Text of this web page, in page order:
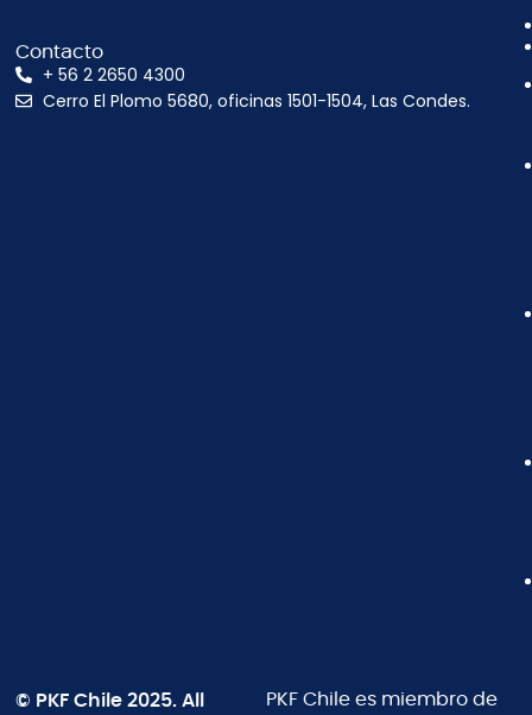
Contacto
+ 56 2 2650 4300
Cerro El Plomo 5680, oficinas 1501-1504, Las Condes.
© PKF Chile 2025. All
PKF Chile es miembro de